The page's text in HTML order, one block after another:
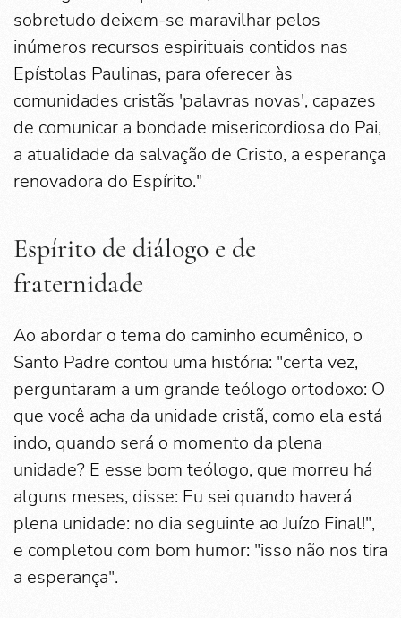
sobretudo deixem-se maravilhar pelos
inúmeros recursos espirituais contidos nas
Epístolas Paulinas, para oferecer às
comunidades cristãs 'palavras novas', capazes
de comunicar a bondade misericordiosa do Pai,
a atualidade da salvação de Cristo, a esperança
renovadora do Espírito."
Espírito de diálogo e de
fraternidade
Ao abordar o tema do caminho ecumênico, o
Santo Padre contou uma história: "certa vez,
perguntaram a um grande teólogo ortodoxo: O
que você acha da unidade cristã, como ela está
indo, quando será o momento da plena
unidade? E esse bom teólogo, que morreu há
alguns meses, disse: Eu sei quando haverá
plena unidade: no dia seguinte ao Juízo Final!",
e completou com bom humor: "isso não nos tira
a esperança".